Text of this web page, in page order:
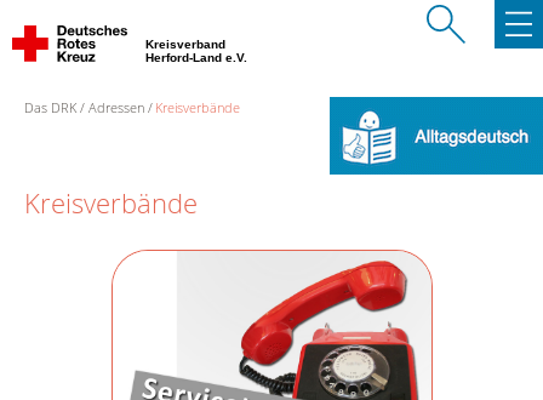
Kreisverband
Herford-Land e.V.
Das DRK Adressen Kreisverbände
Kreisverbände